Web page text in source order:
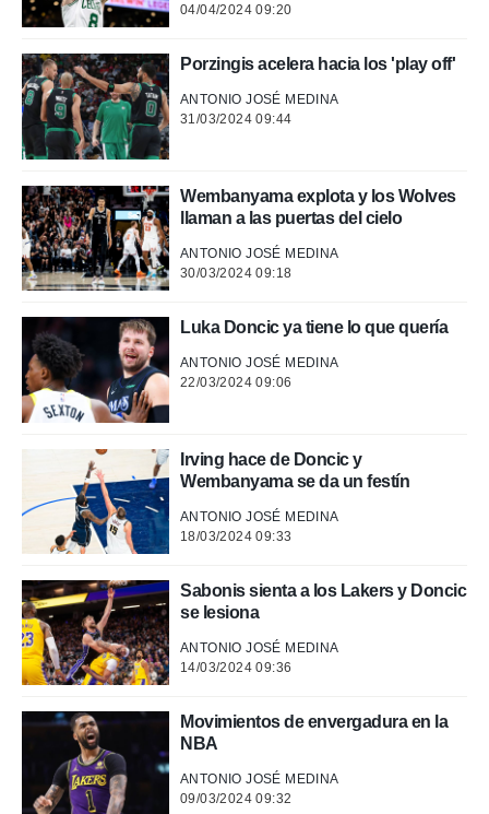
publicidad
de
04/04/2024 09:20
Porzingis acelera hacia los 'play off'
ANTONIO JOSÉ MEDINA
31/03/2024 09:44
Wembanyama explota y los Wolves
llaman a las puertas del cielo
ANTONIO JOSÉ MEDINA
30/03/2024 09:18
Luka Doncic ya tiene lo que quería
ANTONIO JOSÉ MEDINA
22/03/2024 09:06
Irving hace de Doncic y
Wembanyama se da un festín
ANTONIO JOSÉ MEDINA
18/03/2024 09:33
Sabonis sienta a los Lakers y Doncic
se lesiona
ANTONIO JOSÉ MEDINA
14/03/2024 09:36
Movimientos de envergadura en la
NBA
ANTONIO JOSÉ MEDINA
09/03/2024 09:32